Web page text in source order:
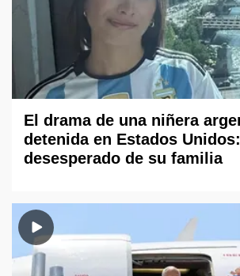
El drama de una niñera
detenida en Estados
desesperado de su familia